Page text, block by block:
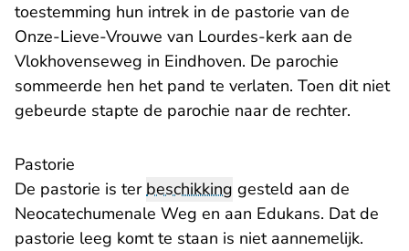
toestemming hun intrek in de pastorie van de
Onze-Lieve-Vrouwe van Lourdes-kerk aan de
Vlokhovenseweg in Eindhoven. De parochie
sommeerde hen het pand te verlaten. Toen dit niet
gebeurde stapte de parochie naar de rechter.
Pastorie
De pastorie is terbeschikking gesteld aan de
Neocatechumenale Weg en aan Edukans. Dat de
pastorie leeg komt te staan is niet aannemelijk.